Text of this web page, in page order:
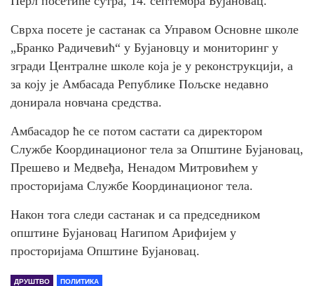
Сврха посете је састанак са Управом Основне школе
„Бранко Радичевић“ у Бујановцу и мониторинг у
згради Централне школе која је у реконструкцији, а
за коју је Амбасада Републике Пољске недавно
донирала новчана средства.
Амбасадор ће се потом састати са директором
Службе Координационог тела за Општине Бујановац,
Прешево и Медвеђа, Ненадом Митровићем у
просторијама Службе Координационог тела.
Након тога следи састанак и са председником
општине Бујановац Нагипом Арифијем у
просторијама Општине Бујановац.
ДРУШТВО ПОЛИТИКА